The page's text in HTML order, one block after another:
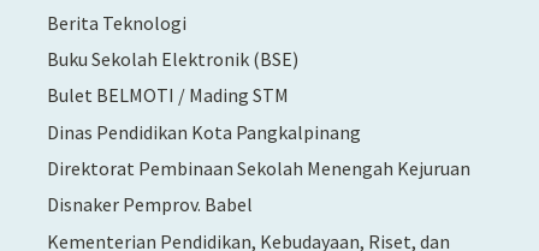
Berita Teknologi
Buku Sekolah Elektronik (BSE)
Bulet BELMOTI / Mading STM
Dinas Pendidikan Kota Pangkalpinang
Direktorat Pembinaan Sekolah Menengah Kejuruan
Disnaker Pemprov. Babel
Kementerian Pendidikan, Kebudayaan, Riset, dan